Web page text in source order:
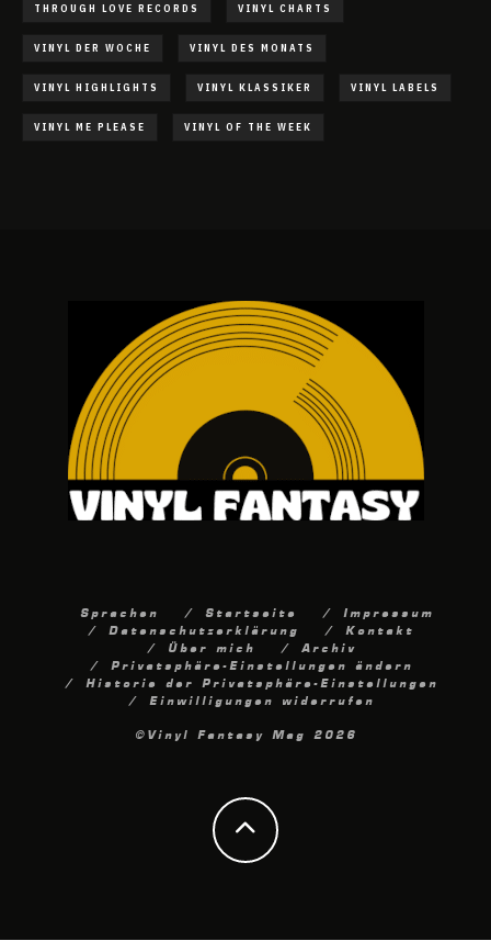
THROUGH LOVE RECORDS VINYL CHARTS
VINYL DER WOCHE VINYL DES MONATS
VINYL HIGHLIGHTS VINYL KLASSIKER VINYL LABELS
VINYL ME PLEASE VINYL OF THE WEEK
Sprachen Startseite Impressum
Datenschutzerklärung Kontakt
Über mich Archiv
Privatsphäre-Einstellungen ändern
Historie der Privatsphäre-Einstellungen
Einwilligungen widerrufen
©Vinyl Fantasy Mag 2026